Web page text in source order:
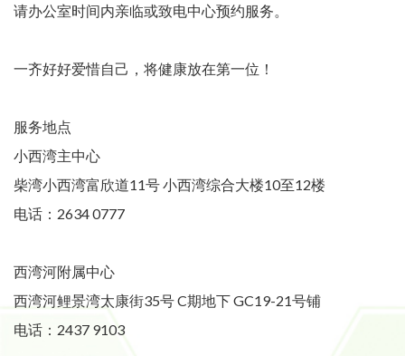
请办公室时间内亲临或致电中心预约服务。
一齐好好爱惜自己，将健康放在第一位！
服务地点
小西湾主中心
柴湾小西湾富欣道11号 小西湾综合大楼10至12楼
电话：2634 0777
西湾河附属中心
西湾河鲤景湾太康街35号 C期地下 GC19-21号铺
电话：2437 9103